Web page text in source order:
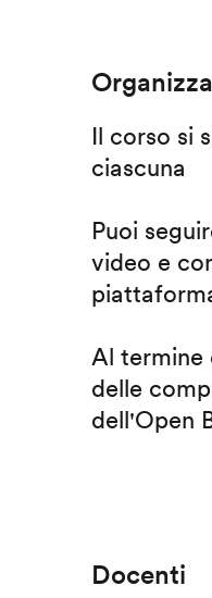
Il corso si
ciascuna
Puoi
video e
Al termine
delle
dell'Open
Docenti